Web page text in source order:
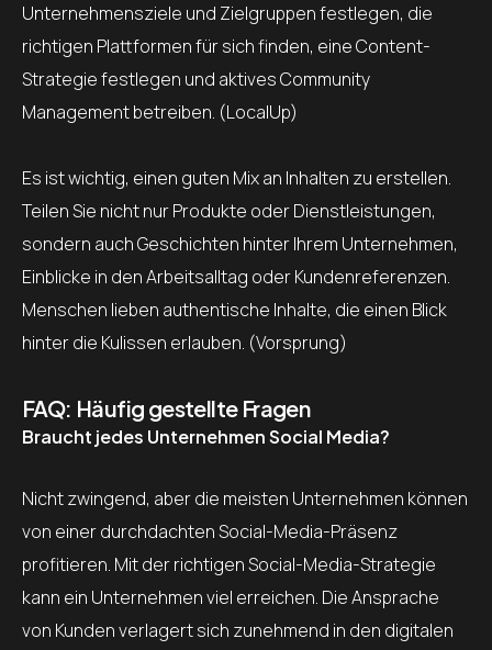
Unternehmensziele und Zielgruppen festlegen, die
richtigen Plattformen für sich finden, eine Content-
Strategie festlegen und aktives Community
Management betreiben. (LocalUp)
Es ist wichtig, einen guten Mix an Inhalten zu erstellen.
Teilen Sie nicht nur Produkte oder Dienstleistungen,
sondern auch Geschichten hinter Ihrem Unternehmen,
Einblicke in den Arbeitsalltag oder Kundenreferenzen.
Menschen lieben authentische Inhalte, die einen Blick
hinter die Kulissen erlauben. (Vorsprung)
FAQ: Häufig gestellte Fragen
Braucht jedes Unternehmen Social Media?
Nicht zwingend, aber die meisten Unternehmen können
von einer durchdachten Social-Media-Präsenz
profitieren. Mit der richtigen Social-Media-Strategie
kann ein Unternehmen viel erreichen. Die Ansprache
von Kunden verlagert sich zunehmend in den digitalen